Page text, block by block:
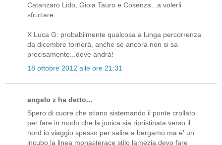
Catanzaro Lido, Gioia Tauro e Cosenza...a volerli
sfruttare...
X Luca G: probabilmente qualcosa a lunga percorrenza
da dicembre tornerà, anche se ancora non si sa
precisamente...dove andrà!
18 ottobre 2012 alle ore 21:31
angelo z ha detto...
Spero di cuore che stiano sistemando il ponte crollato
per fare in modo che la jonica sia ripristinata verso il
nord.io viaggio spesso per salire a bergamo ma e' un
incubo la linea monasterace stilo lamezia.devo fare